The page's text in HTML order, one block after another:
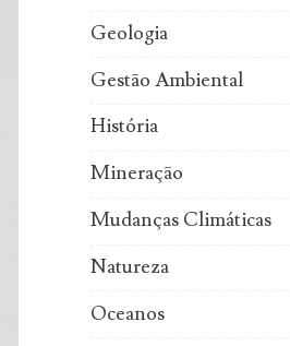
Geologia
Gestão Ambiental
História
Mineração
Mudanças Climáticas
Natureza
Oceanos